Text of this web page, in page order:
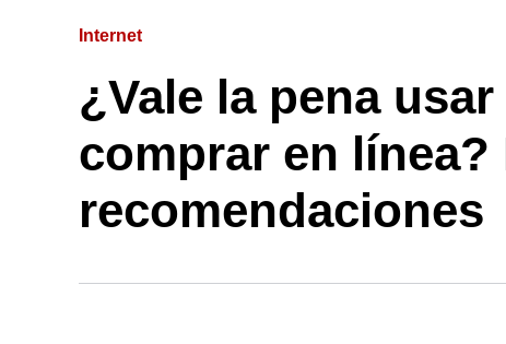
Internet
¿Vale la pena
comprar en
recomendaciones